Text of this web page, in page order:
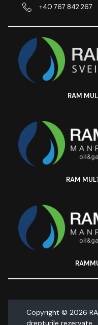
+40 767 842 267
RAM
RAM
Copyright © 2026
drepturile rezervate.